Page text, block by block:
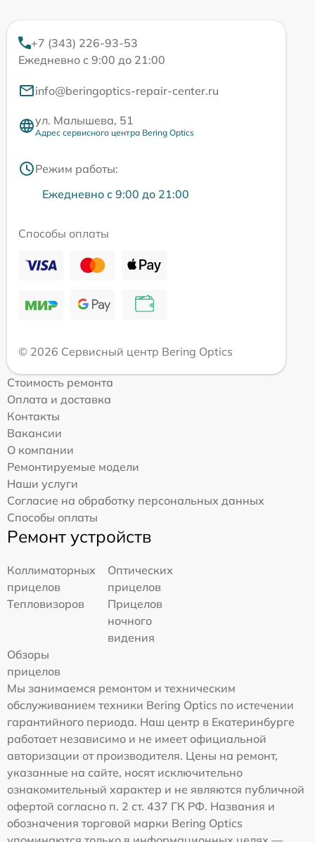
+7 (343) 226-93-53
Ежедневно с 9:00 до 21:00
info@beringoptics-repair-center.ru
ул. Малышева, 51
Адрес сервисного центра Bering Optics
Режим работы:
Ежедневно с 9:00 до 21:00
Способы оплаты
© 2026 Сервисный центр Bering Optics
Стоимость ремонта
Оплата и доставка
Контакты
Вакансии
О компании
Ремонтируемые модели
Наши услуги
Согласие на обработку персональных данных
Способы оплаты
Ремонт устройств
Коллиматорных
прицелов
Оптических
прицелов
Тепловизоров
Прицелов
ночного
видения
Обзоры
прицелов
Мы занимаемся ремонтом и техническим
обслуживанием техники Bering Optics по истечении
гарантийного периода. Наш центр в Екатеринбурге
работает независимо и не имеет официальной
авторизации от производителя. Цены на ремонт,
указанные на сайте, носят исключительно
ознакомительный характер и не являются публичной
офертой согласно п. 2 ст. 437 ГК РФ. Названия и
обозначения торговой марки Bering Optics